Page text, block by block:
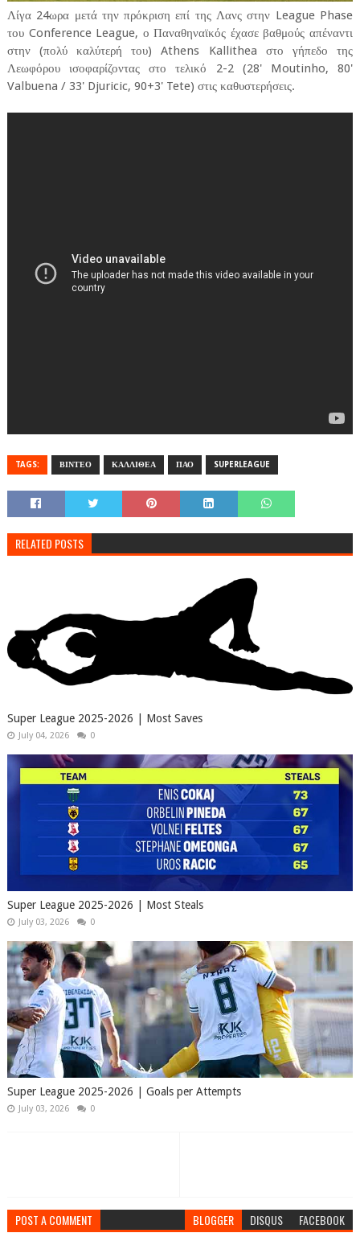
Λίγα 24ωρα μετά την πρόκριση επί της Λανς στην League Phase
του Conference League, ο Παναθηναϊκός έχασε βαθμούς απέναντι
στην (πολύ καλύτερή του) Athens Kallithea στο γήπεδο της
Λεωφόρου ισοφαρίζοντας στο τελικό 2-2 (28' Moutinho, 80'
Valbuena / 33' Djuricic, 90+3' Tete) στις καθυστερήσεις.
TAGS: ΒΙΝΤΕΟ ΚΑΛΛΙΘΕΑ ΠΑΟ SUPERLEAGUE
RELATED POSTS
Super League 2025-2026 | Most Saves
July 04, 2026 0
Super League 2025-2026 | Most Steals
July 03, 2026 0
Super League 2025-2026 | Goals per Attempts
July 03, 2026 0
POST A COMMENT BLOGGER DISQUS FACEBOOK